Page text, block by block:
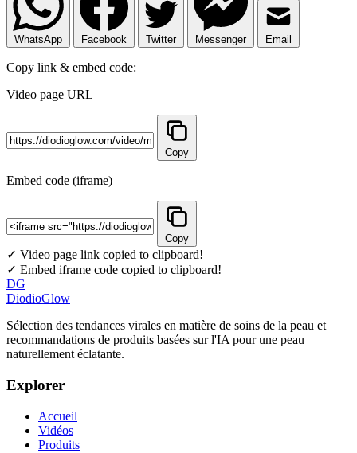
WhatsApp Facebook Twitter Messenger Email
Copy link & embed code:
Video page URL
Copy
Embed code (iframe)
Copy
✓ Video page link copied to clipboard!
✓ Embed iframe code copied to clipboard!
DG
DiodioGlow
Sélection des tendances virales en matière de soins de la peau et
recommandations de produits basées sur l'IA pour une peau
naturellement éclatante.
Explorer
Accueil
Vidéos
Produits